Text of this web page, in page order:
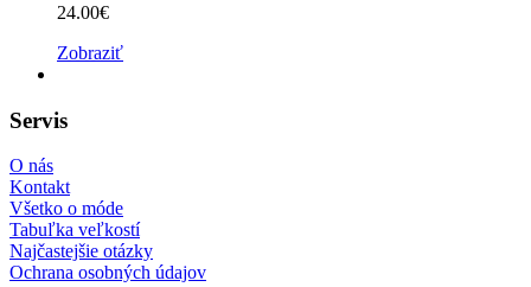
24.00€
Zobraziť
Servis
O nás
Kontakt
Všetko o móde
Tabuľka veľkostí
Najčastejšie otázky
Ochrana osobných údajov